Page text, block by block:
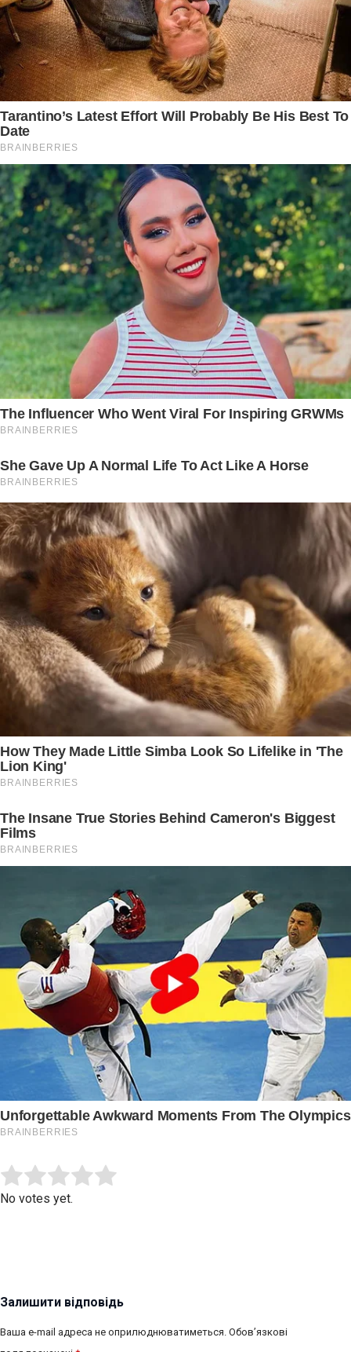
Rate this item:
No votes yet.
Залишити відповідь
Ваша e-mail адреса не оприлюднюватиметься. Обов’язкові